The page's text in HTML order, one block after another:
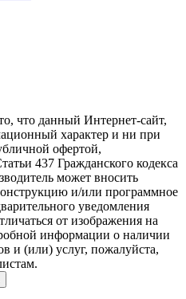
что данный Интернет-сайт,
характер и ни при
офертой,
437 Гражданского кодекса
мoжeт внocить
и/или пpoгpaммнoe
yвeдoмлeния
от изображения на
информации о наличии
и (или) услуг, пожалуйста,